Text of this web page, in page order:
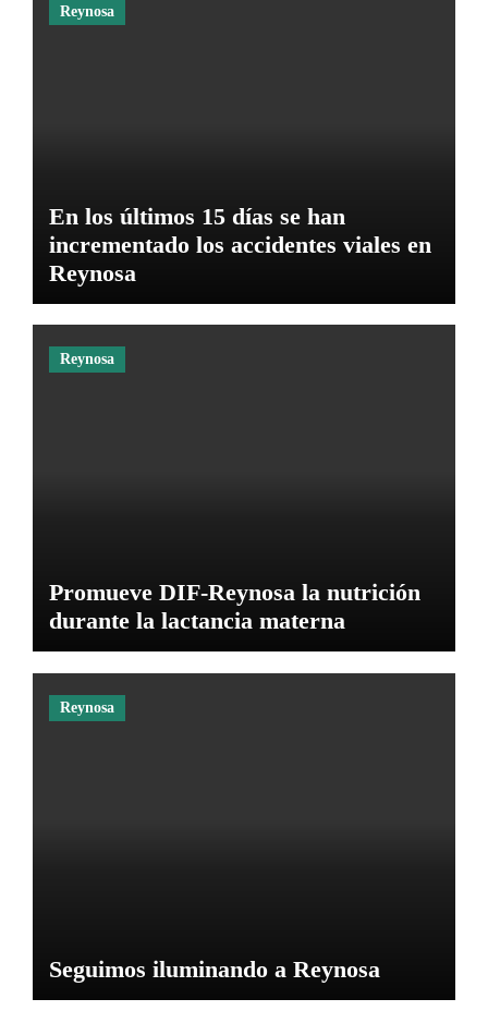
Reynosa
En los últimos 15 días se han
incrementado los accidentes viales en
Reynosa
Reynosa
Promueve DIF-Reynosa la nutrición
durante la lactancia materna
Reynosa
Seguimos iluminando a Reynosa